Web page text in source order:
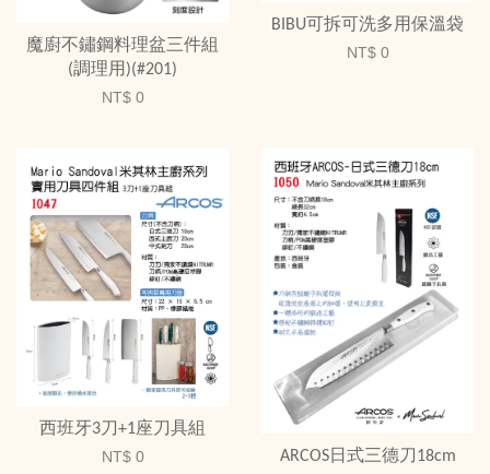
魔廚不鏽鋼料理盆三件組
(調理用)(#201)
NT$ 0
BIBU可拆可洗多用保溫袋
NT$ 0
西班牙3刀+1座刀具組
NT$ 0 ARCOS日式三德刀18cm